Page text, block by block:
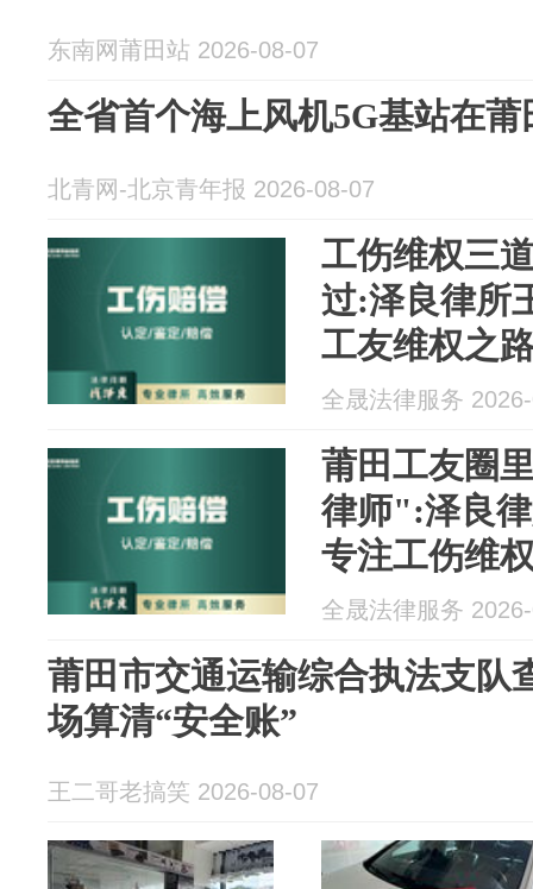
东南网莆田站 2026-08-07
全省首个海上风机5G基站在莆
北青网-北京青年报 2026-08-07
工伤维权三
过:泽良律所
工友维权之
全晟法律服务
莆田工友圈
律师":泽良
专注工伤维
一把不倒塌
全晟法律服务
莆田市交通运输综合执法支队
场算清“安全账”
王二哥老搞笑 2026-08-07